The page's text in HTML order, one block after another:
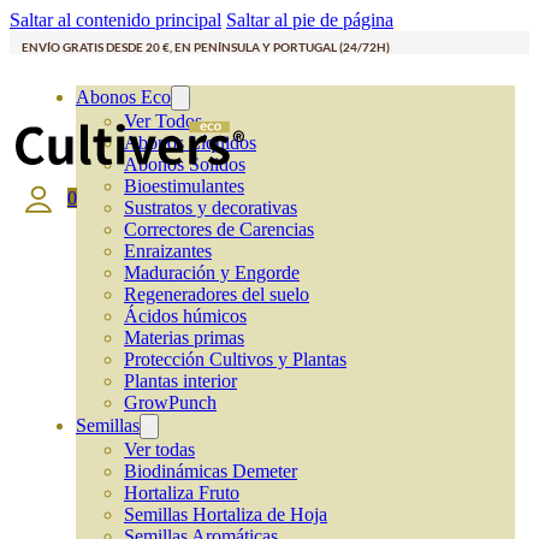
Saltar al contenido principal Saltar al pie de página
ENVÍO GRATIS DESDE 20 €, EN PENÍNSULA Y PORTUGAL (24/72H)
Abonos Eco
Ver Todos
Abonos Líquidos
Abonos Solidos
Bioestimulantes
Sustratos y decorativas
Correctores de Carencias
Enraizantes
Maduración y Engorde
Regeneradores del suelo
Ácidos húmicos
Materias primas
Protección Cultivos y Plantas
Plantas interior
GrowPunch
Semillas
Ver todas
Biodinámicas Demeter
Hortaliza Fruto
Semillas Hortaliza de Hoja
0